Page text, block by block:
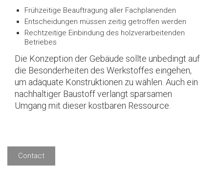
Frühzeitige Beauftragung aller Fachplanenden
Entscheidungen müssen zeitig getroffen werden
Rechtzeitige Einbindung des holzverarbeitenden
Betriebes
Die Konzeption der Gebäude sollte unbedingt auf
die Besonderheiten des Werkstoffes eingehen,
um adäquate Konstruktionen zu wählen. Auch ein
nachhaltiger Baustoff verlangt sparsamen
Umgang mit dieser kostbaren Ressource.
Contact